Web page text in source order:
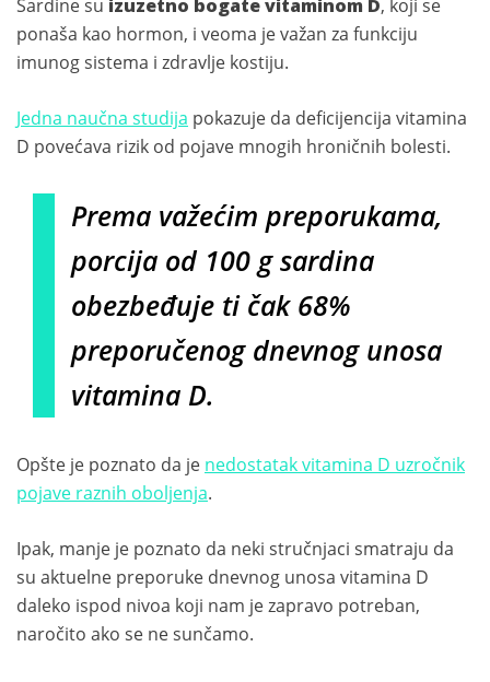
Sardine su izuzetno bogate vitaminom D, koji se
ponaša kao hormon, i veoma je važan za funkciju
imunog sistema i zdravlje kostiju.
Jedna naučna studija pokazuje da deficijencija vitamina
D povećava rizik od pojave mnogih hroničnih bolesti.
Prema važećim preporukama,
porcija od 100 g sardina
obezbeđuje ti čak 68%
preporučenog dnevnog unosa
vitamina D.
Opšte je poznato da je nedostatak vitamina D uzročnik
pojave raznih oboljenja.
Ipak, manje je poznato da neki stručnjaci smatraju da
su aktuelne preporuke dnevnog unosa vitamina D
daleko ispod nivoa koji nam je zapravo potreban,
naročito ako se ne sunčamo.